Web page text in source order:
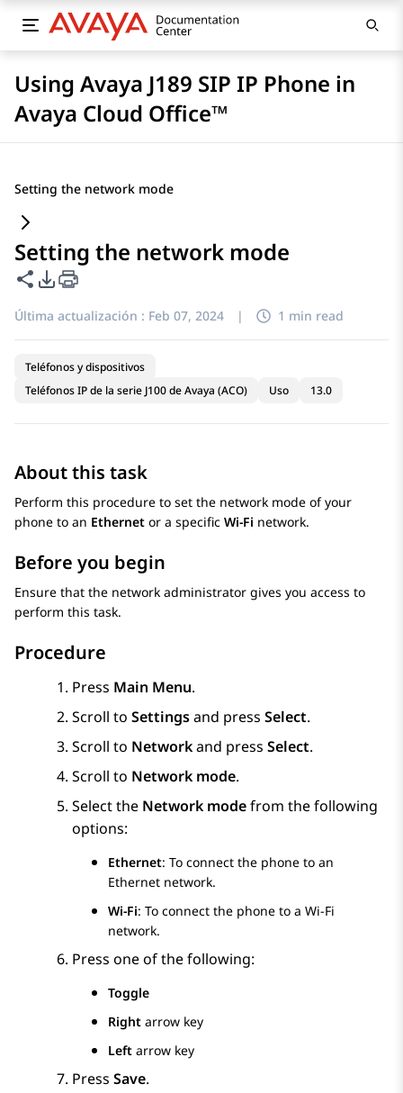
Using Avaya J189 SIP IP Phone in
Avaya Cloud Office™
Setting the network mode
Setting the network mode
Compartir esta página
Opciones de exportación de PDF
Última actualización : Feb 07, 2024 | 1 min read
Teléfonos y dispositivos
Teléfonos IP de la serie J100 de Avaya (ACO)
Uso 13.0
About this task
Perform this procedure to set the network mode of your
phone to an Ethernet or a specific Wi-Fi network.
Before you begin
Ensure that the network administrator gives you access to
perform this task.
Procedure
Press Main Menu.
Scroll to Settingsand press Select.
Scroll to Networkand press Select.
Scroll to Network mode.
Select the Network modefrom the following
options:
Ethernet: To connect the phone to an
Ethernet network.
Wi-Fi: To connect the phone to a Wi-Fi
network.
Press one of the following:
Toggle
Right arrow key
Left arrow key
Press Save.